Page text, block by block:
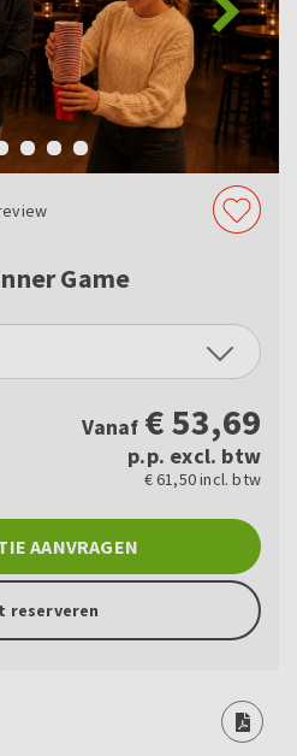
Game
Vanaf €53,69
p.p. excl. btw
€ 61,50 incl. btw
AANVRAGEN
reserveren